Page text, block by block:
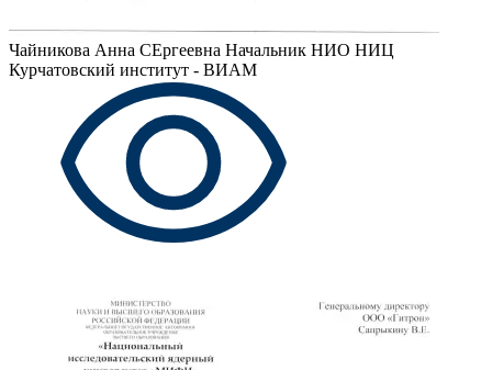
Чайникова Анна СЕргеевна Начальник НИО НИЦ
Курчатовский институт - ВИАМ